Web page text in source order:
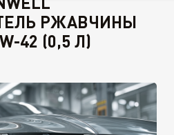
РЖАВЧИНЫ
42 (0,5 Л)